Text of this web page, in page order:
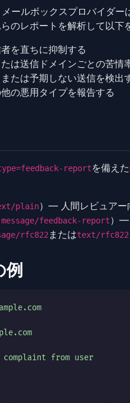
ールボックスプロバイダ
のレポートを解析して以下
を直ちに抑制する
は送信ドメインごとの苦情
たは予期しない送信を検出
の悪用タイプを報告する
reportを備えた
plain）— 人間レビュアー
message/feedback-report）—
rfc822またはtext/
from user